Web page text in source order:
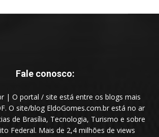
Fale conosco:
| O portal / site está entre os blogs mais
O site/blog EldoGomes.com.br está no ar
de Brasília, Tecnologia, Turismo e sobre
Federal. Mais de 2,4 milhões de views